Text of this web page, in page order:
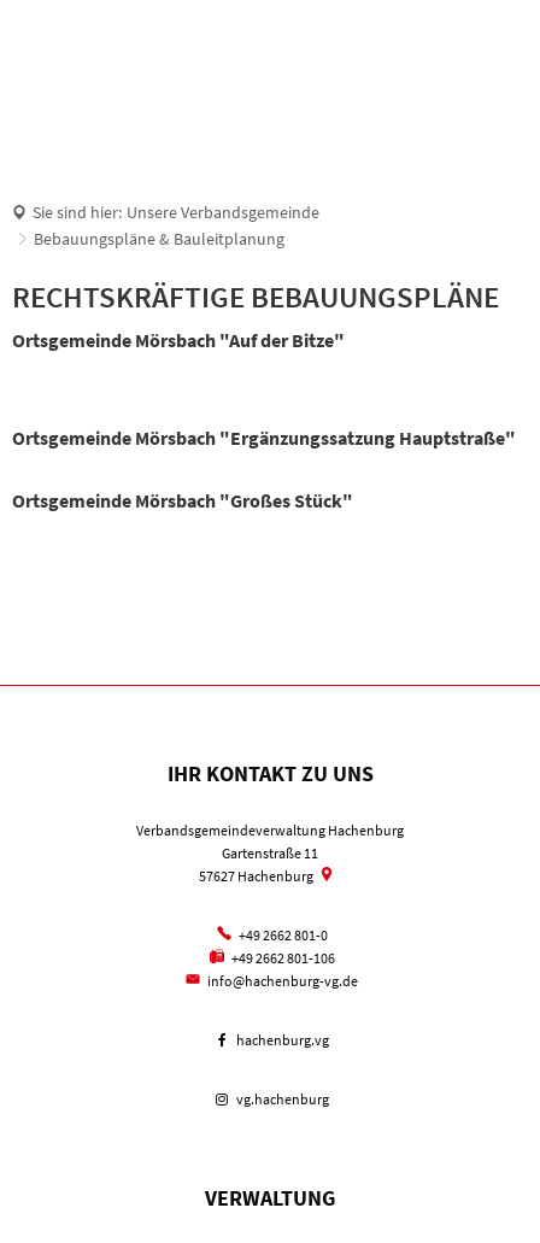
Sie sind hier: Unsere Verbandsgemeinde
Bebauungspläne & Bauleitplanung
Ortsgemeinde
Mörsbach
RECHTSKRÄFTIGE BEBAUUNGSPLÄNE
Ortsgemeinde Mörsbach "Auf der Bitze"
Ortsgemeinde Mörsbach "Ergänzungssatzung Hauptstraße"
Ortsgemeinde Mörsbach "Großes Stück"
IHR KONTAKT ZU UNS
Verbandsgemeindeverwaltung Hachenburg
Gartenstraße 11
57627 Hachenburg
+49 2662 801-0
+49 2662 801-106
info@hachenburg-vg.de
hachenburg.vg
vg.hachenburg
VERWALTUNG